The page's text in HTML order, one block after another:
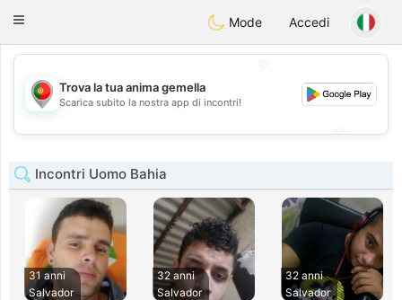
Portugues
Toggle
Mode Accedi
💖
💕
Trova la tua anima gemella
Scarica subito la nostra app di incontri!
Incontri Uomo Bahia
31 anni
Salvador
32 anni
Salvador
32 anni
Salvador